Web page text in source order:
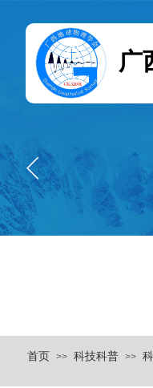
广
首页 >> 科技科普 >>